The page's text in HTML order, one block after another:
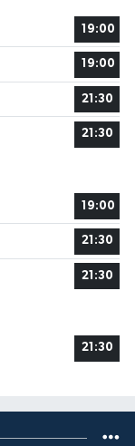
19:00
19:00
21:30
21:30
19:00
21:30
21:30
21:30